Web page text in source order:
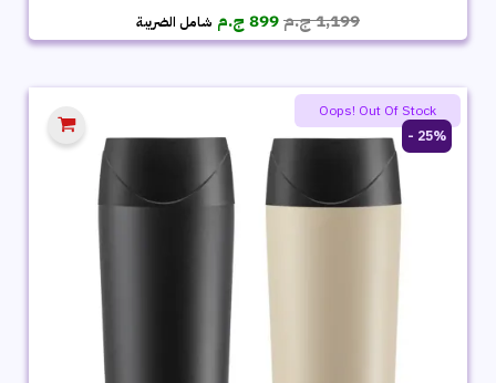
1,199ج.مالسعر
الأصلي
1,199 ج.م.
899 ج.م السعر
الحالي
899 ج.م.
شامل الضريبة
25% -
Oops! Out Of Stock